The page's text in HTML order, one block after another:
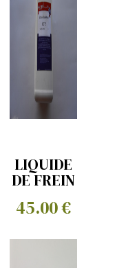
LIQUIDE
DE FREIN
1L (seal
45.00 €